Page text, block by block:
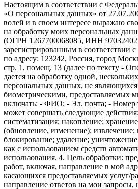
Настоящим в соответствии с
«О персональных данных» от
волей и в своем интересе выражаю
на обработку моих персональных
(ОГРН 1267700068085, ИНН
зарегистрированным в соответствии
по адресу: 123242, Россия, город
стр. 1, помещ. 13 (далее по тексту -
дается на обработку одной,
персональных данных, не
биометрическими, предоставляемых
включать: - ФИО; - Эл. почта; - Номер
может совершать следующие
систематизация; накопление;
(обновление, изменение); извлечение;
блокирование; удаление;
как с использованием средств
использования. 4. Цель обработки:
работ, включая, направление в мой
касающихся предоставляемых услуг/
направление ответов на мои запросы,